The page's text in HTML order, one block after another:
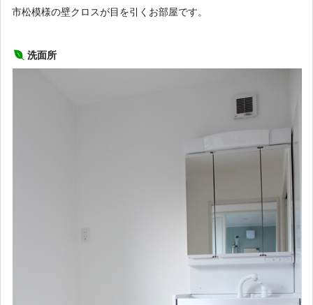
市松模様の壁クロスが目を引くお部屋です。
洗面所